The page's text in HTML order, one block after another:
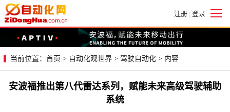
注册 | 登录
当前位置： 首页 > 自动化观世界 > 驾驶自动化 > 内容
安波福推出第八代雷达系列，赋能未来高级驾驶辅助
系统